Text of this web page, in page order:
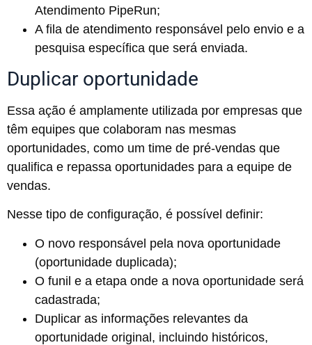
Atendimento PipeRun;
A fila de atendimento responsável pelo envio e a
pesquisa específica que será enviada.
Duplicar oportunidade
Essa ação é amplamente utilizada por empresas que
têm equipes que colaboram nas mesmas
oportunidades, como um time de pré-vendas que
qualifica e repassa oportunidades para a equipe de
vendas.
Nesse tipo de configuração, é possível definir:
O novo responsável pela nova oportunidade
(oportunidade duplicada);
O funil e a etapa onde a nova oportunidade será
cadastrada;
Duplicar as informações relevantes da
oportunidade original, incluindo históricos,